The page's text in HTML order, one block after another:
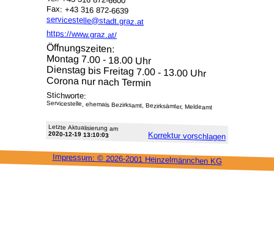
Fax: +43 316 872-6639
servicestelle@stadt.graz.at
https://www.graz.at/
Öffnungszeiten:
Montag 7.00 - 18.00 Uhr
Dienstag bis Freitag 7.00 - 13.00 Uhr
Corona nur nach Termin
Stichworte:
Servicestelle, ehemals Bezirksamt, Bezirksämter, Meldeamt
Letzte Aktu­alisie­rung am
2020-12-19 13:10:03 Korrektur vor­schlagen
Impressum: © 2026-2001 Heinzel­männchen KG